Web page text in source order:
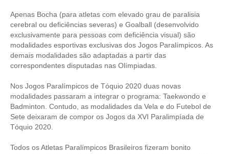
Apenas Bocha (para atletas com elevado grau de paralisia
cerebral ou deficiências severas) e Goalball (desenvolvido
exclusivamente para pessoas com deficiência visual) são
modalidades esportivas exclusivas dos Jogos Paralímpicos. As
demais modalidades são adaptadas a partir das
correspondentes disputadas nas Olímpiadas.
Nos Jogos Paralímpicos de Tóquio 2020 duas novas
modalidades passaram a integrar o programa: Taekwondo e
Badminton. Contudo, as modalidades da Vela e do Futebol de
Sete deixaram de compor os Jogos da XVI Paralimpíada de
Tóquio 2020.
Todos os Atletas Paralímpicos Brasileiros fizeram bonito